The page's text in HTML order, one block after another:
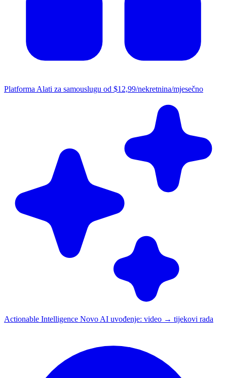
Platforma Alati za samouslugu od $12,99/nekretnina/mjesečno
Actionable Intelligence Novo AI uvođenje: video → tijekovi rada